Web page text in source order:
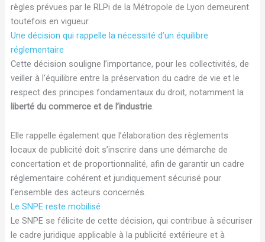
règles prévues par le RLPi de la Métropole de Lyon demeurent
toutefois en vigueur.
Une décision qui rappelle la nécessité d’un équilibre
réglementaire
Cette décision souligne l’importance, pour les collectivités, de
veiller à l’équilibre entre la préservation du cadre de vie et le
respect des principes fondamentaux du droit, notamment la
liberté du commerce et de l’industrie.
Elle rappelle également que l’élaboration des règlements
locaux de publicité doit s’inscrire dans une démarche de
concertation et de proportionnalité, afin de garantir un cadre
réglementaire cohérent et juridiquement sécurisé pour
l’ensemble des acteurs concernés.
Le SNPE reste mobilisé
Le SNPE se félicite de cette décision, qui contribue à sécuriser
le cadre juridique applicable à la publicité extérieure et à